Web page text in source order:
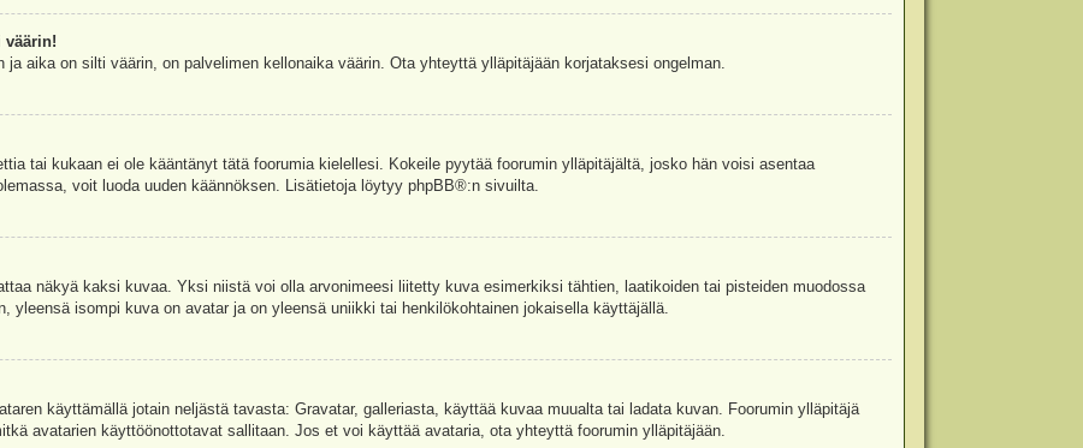
väärin!
aika on silti väärin, on palvelimen kellonaika väärin. Ota yhteyttä ylläpitäjään korjataksesi ongelman.
tai kukaan ei ole kääntänyt tätä foorumia kielellesi. Kokeile pyytää foorumin ylläpitäjältä, josko hän voisi asentaa
voit luoda uuden käännöksen. Lisätietoja löytyy phpBB®:n sivuilta.
näkyä kaksi kuvaa. Yksi niistä voi olla arvonimeesi liitetty kuva esimerkiksi tähtien, laatikoiden tai pisteiden muodossa
yleensä isompi kuva on avatar ja on yleensä uniikki tai henkilökohtainen jokaisella käyttäjällä.
käyttämällä jotain neljästä tavasta: Gravatar, galleriasta, käyttää kuvaa muualta tai ladata kuvan. Foorumin ylläpitäjä
avatarien käyttöönottotavat sallitaan. Jos et voi käyttää avataria, ota yhteyttä foorumin ylläpitäjään.